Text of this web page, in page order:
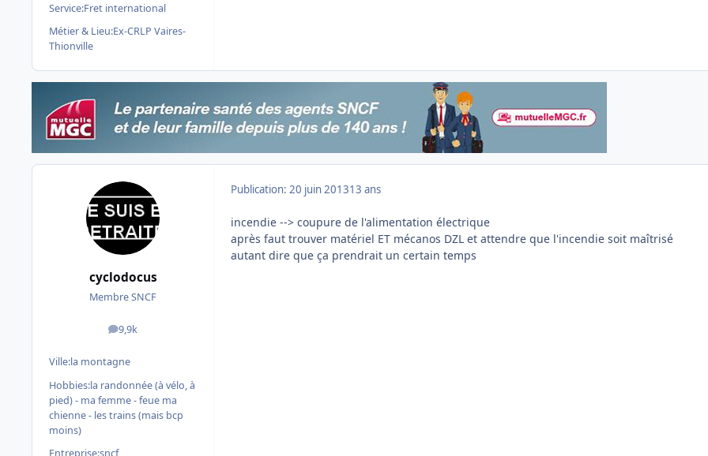
Service:Fret international
Métier & Lieu:Ex-CRLP Vaires-
Thionville
cyclodocus
Membre SNCF
9,9k
messages
Ville:la montagne
Hobbies:la randonnée (à vélo, à
pied) - ma femme - feue ma
chienne - les trains (mais bcp
moins)
Entreprise:sncf
Publication: 20 juin 201313 ans
incendie --> coupure de l'alimentation électrique
après faut trouver matériel ET mécanos DZL et attendre que l'incendie soit maîtrisé
autant dire que ça prendrait un certain temps